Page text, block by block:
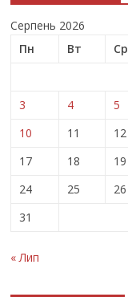
Серпень 2026
Пн
Вт Ср
3
4 5
10
11 12
17
18 19
24
25 26
31
« Лип